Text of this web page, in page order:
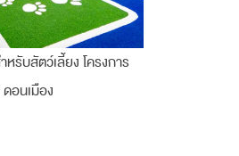
รับสัตว์เลี้ยง โครงการ
อนเมือง